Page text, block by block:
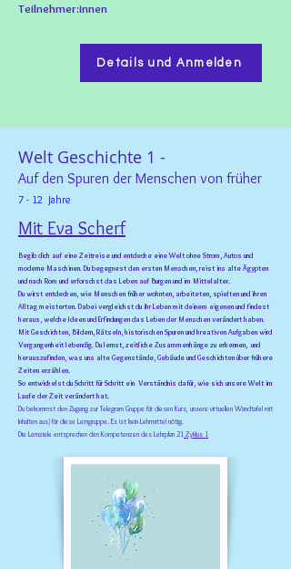
Teilnehmer:innen
Details und Anmelden
Welt Geschichte 1 -
Auf den Spuren der Menschen von früher
7 - 12 Jahre
Mit Eva Scherf
Begib dich auf eine Zeitreise und entdecke eine Welt ohne Strom, Autos und
moderne Maschinen. Du begegnest den ersten Menschen, reist ins alte Ägypten
und nach Rom und erforschst das Leben auf Burgen und im Mittelalter.
Du wirst entdecken, wie Menschen früher wohnten, arbeiteten, spielten und ihren
Alltag meisterten. Dabei vergleichst du ihr Leben mit deinem eigenen und findest
heraus, welche Ideen und Erfindungen das Leben der Menschen verändert haben.
Mit Geschichten, Bildern, Rätseln, historischen Spuren und kreativen Aufgaben wird
Vergangenheit lebendig. Du lernst, zeitliche Zusammenhänge zu erkennen, und
herauszufinden, was uns alte Gegenstände, Gebäude und Geschichten über frühere
Zeiten erzählen.
So entwickelst du Schritt für Schritt ein Verständnis dafür, wie sich unsere Welt im
Laufe der Zeit verändert hat.
Du bekommst den Zugang zur Telegram Gruppe für diesen Kurs, unsere virtuellen Wandtafel mit
Inhalten aus/ für diese Lerngruppe. Es ist kein Lehrmittel nötig.
Die Lernziele entsprechen den Kompetenzen des Lehrplan 21 Zyklus 1